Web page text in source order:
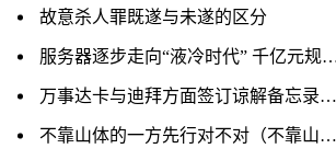
故意杀人罪既遂与未遂的区分
服务器逐步走向“液冷时代” 千亿元规模下
万事达卡与迪拜方面签订谅解备忘录，将在未来多年间开展数字领域的合作。
不靠山体的一方先行对不对（不靠山体的一方先行）